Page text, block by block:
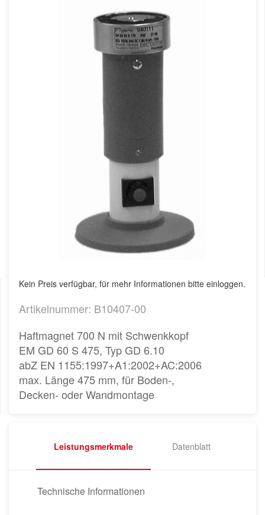
Kein Preis verfügbar, für mehr Informationen bitte einloggen.
Artikelnummer: B10407-00
Haftmagnet 700 N mit Schwenkkopf
EM GD 60 S 475, Typ GD 6.10
abZ EN 1155:1997+A1:2002+AC:2006
max. Länge 475 mm, für Boden-,
Decken- oder Wandmontage
Leistungsmerkmale Datenblatt
Technische Informationen